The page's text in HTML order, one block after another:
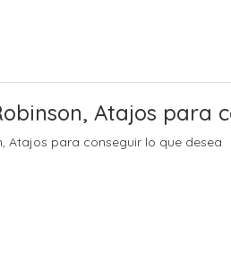
Atajos para
Atajos para conseguir lo que desea